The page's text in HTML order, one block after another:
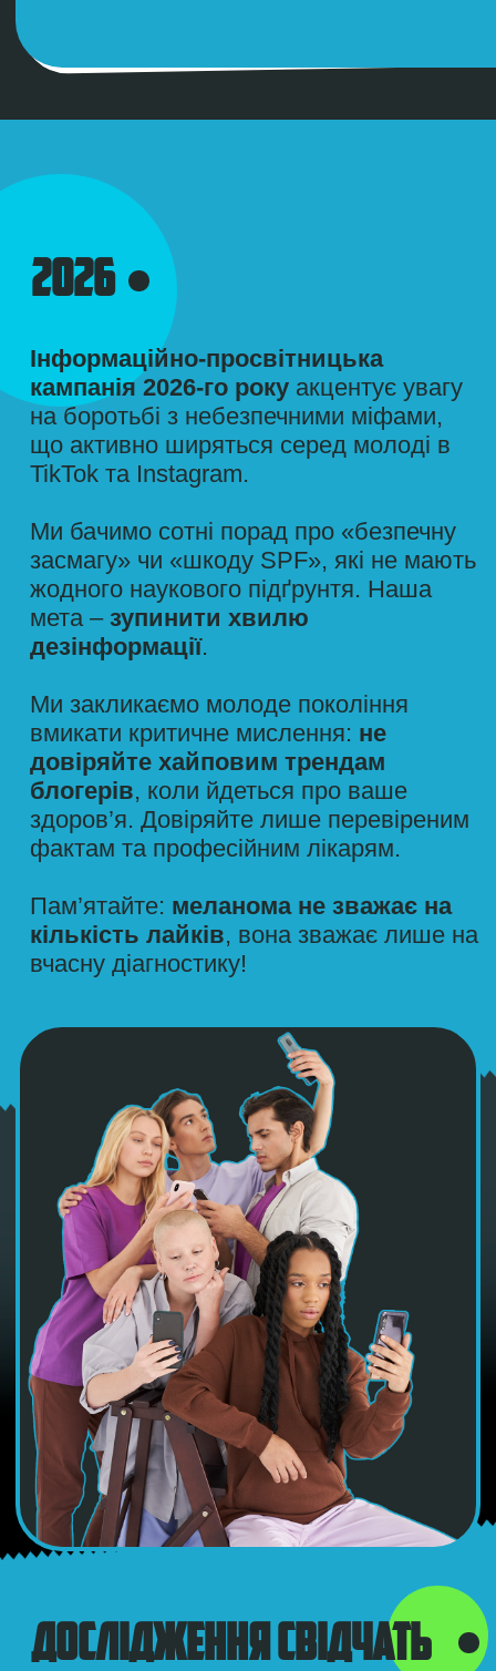
інформацію про меланому та рак шкіри:
що це таке, як запобігти та як вчасно
виявити. Тисячі дерматологів по всій
Європі та сотні в Україні стурбовані
ультрафіолетового випромінювання та
захисту від сонця, які ширяться
мережею – особливо через соціальні
Ця кампанія розвінчує п'ять
найпоширеніших тривожних міфів :
«Базова» засмага захищає від
сонячних опіків.
Сонцезахисний крем викликає рак.
Вплив УФ-променів корисний для
здоров'я.
Перед відпусткою варто відвідати
солярій.
Носіння сонцезахисних окулярів
підвищує ризик опіків.
Спочатку перевір факти та отримай
достовірну інформацію від лікаря,
щоб приймати зважені рішення
щодо здоров'я своєї шкіри.
НЕ ВІР ВСЬОМУ, ЩО
БАЧИШ В ІНТЕРНЕТІ
Особливо коли йдеться
про твій захист від
меланоми та раку шкіри
МІФ №1